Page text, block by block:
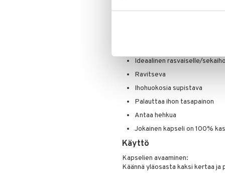
ja tasapainottaen ihoa, antaen
Ideaalinen rasvaiselle/
Ravitseva
Ihohuokosia supistava
Palauttaa ihon tasapainon
Antaa hehkua
Jokainen kapseli on 100%
Käyttö
Kapselien avaaminen:
Käännä yläosasta kaksi kertaa